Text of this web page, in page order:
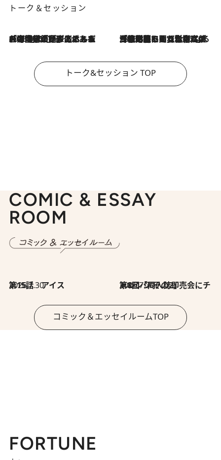
トーク＆セッション
2026.8.3
「今後値上げがあるとすれば…」「リスクがあるのは今年の冬」エネルギー専門家が語る、ホルムズ海峡封鎖が家庭にもたらす“ある心配” 2026.8.3
「住宅建てられない…」「サーチャージ料の高値が続いている」ホルムズ海峡封鎖による影響はいつまで続く？《エネルギー専門家に聞く“どうなる日本の暮らし”》
トーク&セッション TOP
COMIC & ESSAY
ROOM
2026.7.30
第15話 アイス 2026.7.30
第8回「同人誌即売会にチャレンジ その2」
コミック＆エッセイルームTOP
FORTUNE